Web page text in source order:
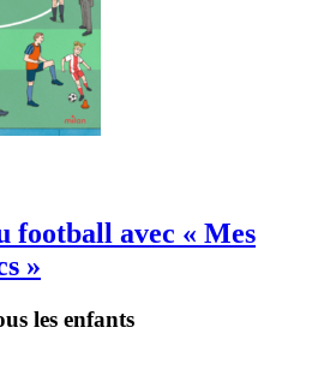
football avec « Mes
»
les enfants